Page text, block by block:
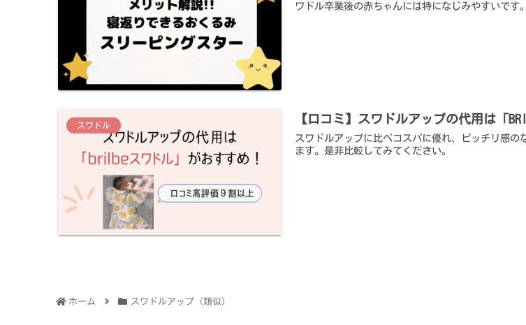
ワドル卒業後の赤ちゃんには特になじみやすいです。
スワドル 【口コミ】スワドルアップの代用は「
スワドルアップに比べコスパに優れ、ピッチリ感の
ます。是非比較してみてください。
ホーム スワドルアップ（類似）